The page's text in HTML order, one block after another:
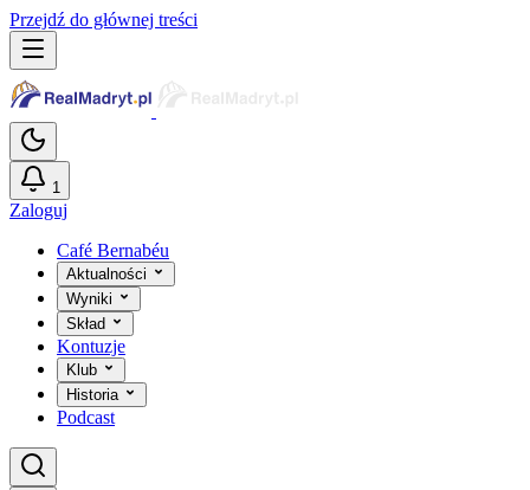
Przejdź do głównej treści
1
Zaloguj
Café Bernabéu
Aktualności
Wyniki
Skład
Kontuzje
Klub
Historia
Podcast